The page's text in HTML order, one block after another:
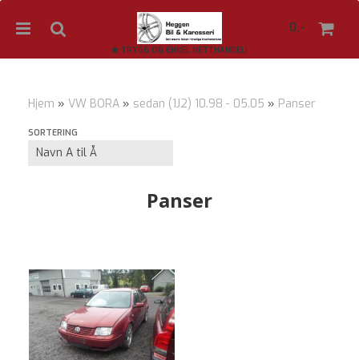
0,-
TRYGG OG ENKEL NETTHANDEL!
Hjem » VW BORA » sedan (1J2) 10.98 - 05.05 » Panser
SORTERING
Panser